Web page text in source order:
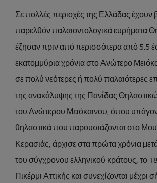
Σε πολλές περιοχές της Ελλάδας έχουν
παρελθόν παλαιοντολογικά ευρήματα
έζησαν πριν από περισσότερα από 5.5
εκατομμύρια χρόνια στο Ανώτερο
σε πολύ νεότερες ή πολύ παλαιότερες
της ανακάλυψης της Πανίδας
του Ανώτερου Μειόκαινου, όπου
θηλαστικά που παρουσιάζονται στο
Κερασιάς, άρχισε στα πρώτα χρόνια
του σύγχρονου ελληνικού κράτους, το
Πικέρμι Αττικής και συνεχίζονται μέχρι